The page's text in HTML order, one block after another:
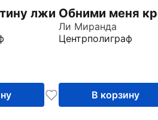
лжи Обними меня
Ли Миранда
Центрполиграф
В корзину